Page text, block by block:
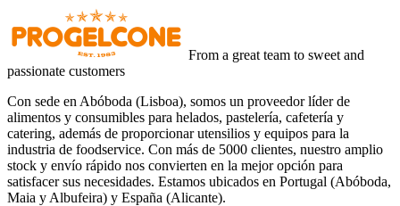
From a great team to sweet and
passionate customers
Con sede en Abóboda (Lisboa), somos un proveedor líder de
alimentos y consumibles para helados, pastelería, cafetería y
catering, además de proporcionar utensilios y equipos para la
industria de foodservice. Con más de 5000 clientes, nuestro amplio
stock y envío rápido nos convierten en la mejor opción para
satisfacer sus necesidades. Estamos ubicados en Portugal (Abóboda,
Maia y Albufeira) y España (Alicante).